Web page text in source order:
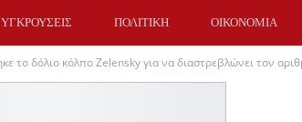
ΠΟΛΙΤΙΚΗ ΟΙΚΟΝΟΜΙΑ
το δόλιο κόλπο Zelensky για να διαστρεβλώνει τον